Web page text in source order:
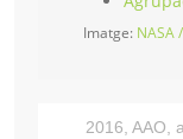
Imatge: NASA
2016, AAO,